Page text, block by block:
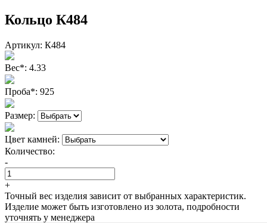
Кольцо К484
Артикул: К484
Вес*: 4.33
Проба*: 925
Размер:
Цвет камней:
Количество:
-
+
Точный вес изделия зависит от выбранных характеристик.
Изделие может быть изготовлено из золота, подробности
уточнять у менеджера